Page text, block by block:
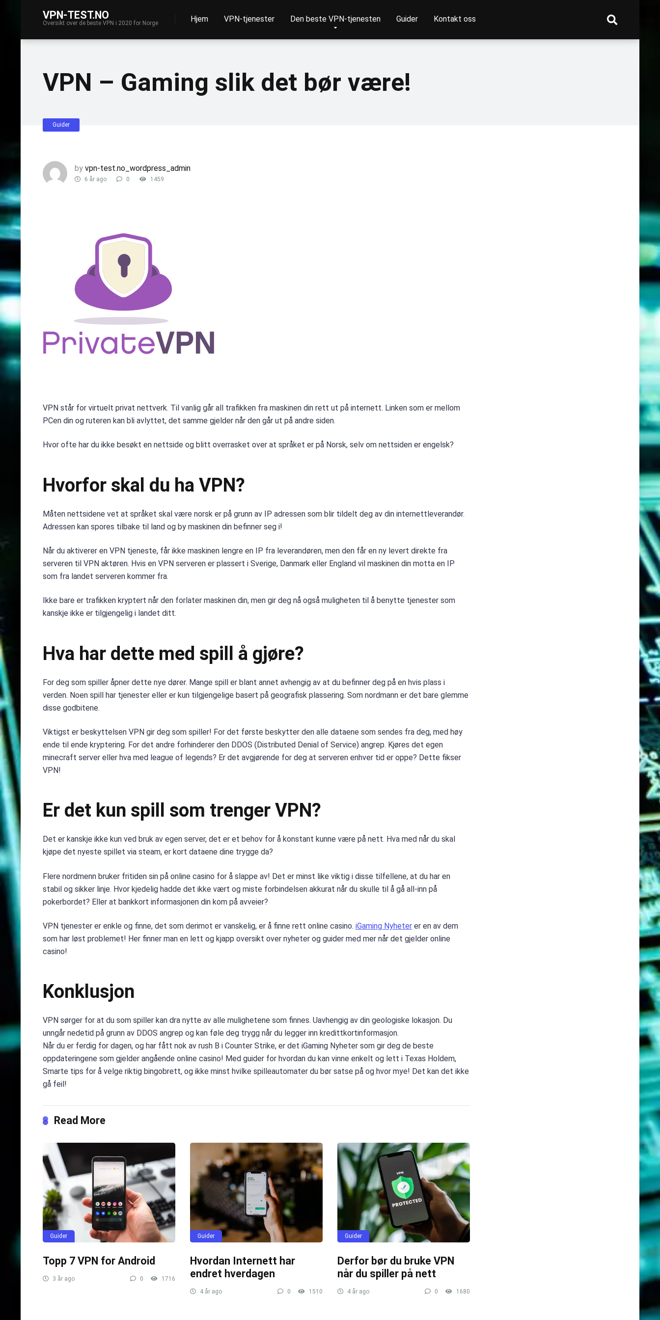
VPN-TEST.NO
Oversikt over de beste VPN i 2020 for Norge Hjem VPN-tjenester Den beste VPN-tjenesten Guider Kontakt oss
VPN – Gaming slik det bør være!
Guider
by vpn-test.no_wordpress_admin
6 år ago 0 1459
VPN står for virtuelt privat nettverk. Til vanlig går all trafikken fra maskinen din rett ut på internett. Linken som er mellom
PCen din og ruteren kan bli avlyttet, det samme gjelder når den går ut på andre siden.
Hvor ofte har du ikke besøkt en nettside og blitt overrasket over at språket er på Norsk, selv om nettsiden er engelsk?
Hvorfor skal du ha VPN?
Måten nettsidene vet at språket skal være norsk er på grunn av IP adressen som blir tildelt deg av din internettleverandør.
Adressen kan spores tilbake til land og by maskinen din befinner seg i!
Når du aktiverer en VPN tjeneste, får ikke maskinen lengre en IP fra leverandøren, men den får en ny levert direkte fra
serveren til VPN aktøren. Hvis en VPN serveren er plassert i Sverige, Danmark eller England vil maskinen din motta en IP
som fra landet serveren kommer fra.
Ikke bare er trafikken kryptert når den forlater maskinen din, men gir deg nå også muligheten til å benytte tjenester som
kanskje ikke er tilgjengelig i landet ditt.
Hva har dette med spill å gjøre?
For deg som spiller åpner dette nye dører. Mange spill er blant annet avhengig av at du befinner deg på en hvis plass i
verden. Noen spill har tjenester eller er kun tilgjengelige basert på geografisk plassering. Som nordmann er det bare glemme
disse godbitene.
Viktigst er beskyttelsen VPN gir deg som spiller! For det første beskytter den alle dataene som sendes fra deg, med høy
ende til ende kryptering. For det andre forhinderer den DDOS (Distributed Denial of Service) angrep. Kjøres det egen
minecraft server eller hva med league of legends? Er det avgjørende for deg at serveren enhver tid er oppe? Dette fikser
VPN!
Er det kun spill som trenger VPN?
Det er kanskje ikke kun ved bruk av egen server, det er et behov for å konstant kunne være på nett. Hva med når du skal
kjøpe det nyeste spillet via steam, er kort dataene dine trygge da?
Flere nordmenn bruker fritiden sin på online casino for å slappe av! Det er minst like viktig i disse tilfellene, at du har en
stabil og sikker linje. Hvor kjedelig hadde det ikke vært og miste forbindelsen akkurat når du skulle til å gå all-inn på
pokerbordet? Eller at bankkort informasjonen din kom på avveier?
VPN tjenester er enkle og finne, det som derimot er vanskelig, er å finne rett online casino. iGaming Nyheter er en av dem
som har løst problemet! Her finner man en lett og kjapp oversikt over nyheter og guider med mer når det gjelder online
casino!
Konklusjon
VPN sørger for at du som spiller kan dra nytte av alle mulighetene som finnes. Uavhengig av din geologiske lokasjon. Du
unngår nedetid på grunn av DDOS angrep og kan føle deg trygg når du legger inn kredittkortinformasjon.
Når du er ferdig for dagen, og har fått nok av rush B i Counter Strike, er det iGaming Nyheter som gir deg de beste
oppdateringene som gjelder angående online casino! Med guider for hvordan du kan vinne enkelt og lett i Texas Holdem,
Smarte tips for å velge riktig bingobrett, og ikke minst hvilke spilleautomater du bør satse på og hvor mye! Det kan det ikke
gå feil!
Read More
Guider
Topp 7 VPN for Android
3 år ago 0 1716
Guider
Hvordan Internett har
endret hverdagen
4 år ago 0 1510
Guider
Derfor bør du bruke VPN
når du spiller på nett
4 år ago 0 1680